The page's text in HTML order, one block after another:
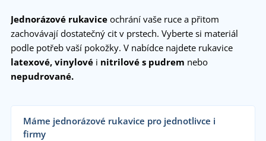
Jednorázové rukavice ochrání vaše ruce a přitom
zachovávají dostatečný cit v prstech. Vyberte si materiál
podle potřeb vaší pokožky. V nabídce najdete rukavice
latexové, vinylové i nitrilové s pudrem nebo
nepudrované.
Máme jednorázové rukavice pro jednotlivce i
firmy